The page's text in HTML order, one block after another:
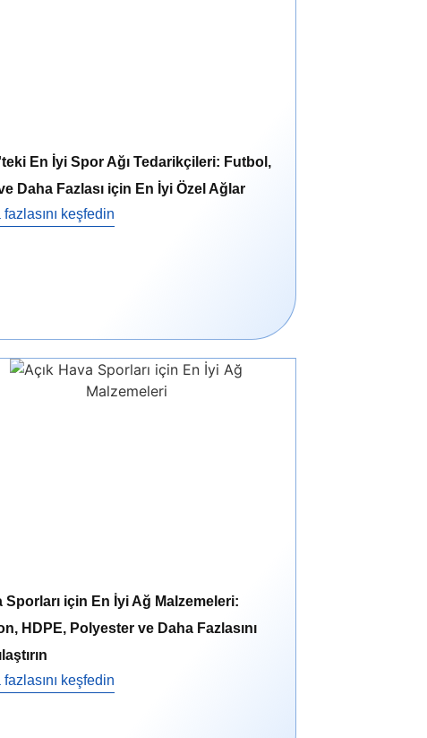
En İyi Spor Ağı Tedarikçileri: Futbol,
Daha Fazlası için En İyi Özel Ağlar
fazlasını keşfedin
Sporları için En İyi Ağ Malzemeleri:
HDPE, Polyester ve Daha Fazlasını
fazlasını keşfedin